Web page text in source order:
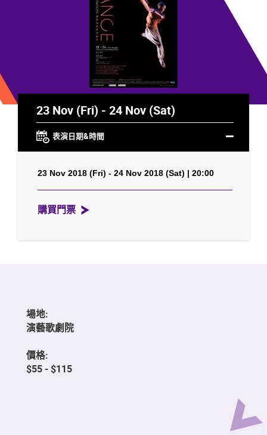
23 Nov (Fri) - 24 Nov (Sat)
表演日期&時間
23 Nov 2018 (Fri) - 24 Nov 2018 (Sat) | 20:00
購買門票
場地:
演藝歌劇院
價格:
$55 - $115